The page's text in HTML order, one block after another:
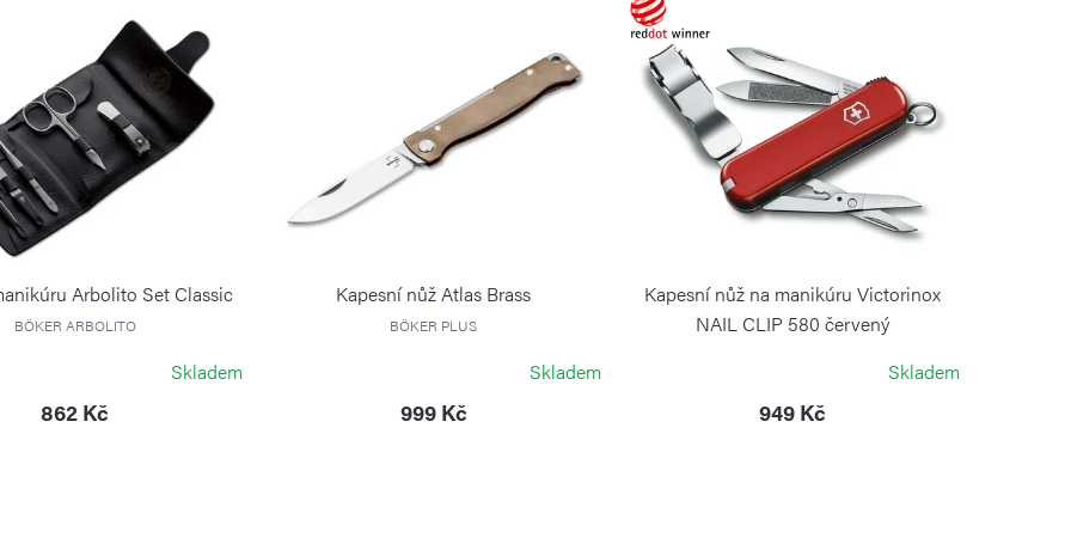
Arbolito Set Classic
BÖKER ARBOLITO
Skladem
862 Kč
Kapesní nůž Atlas Brass
BÖKER PLUS
Skladem
999 Kč
Kapesní nůž na manikúru Victorinox
NAIL CLIP 580 červený
Skladem
949 Kč